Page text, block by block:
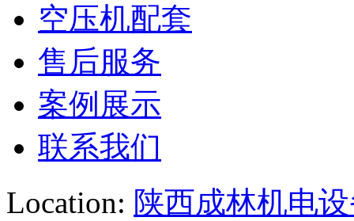
空压机配套
售后服务
案例展示
联系我们
Location: 陕西成林机电